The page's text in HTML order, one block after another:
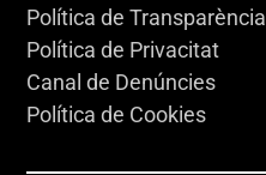
Política de Transparència
Política de Privacitat
Canal de Denúncies
Política de Cookies